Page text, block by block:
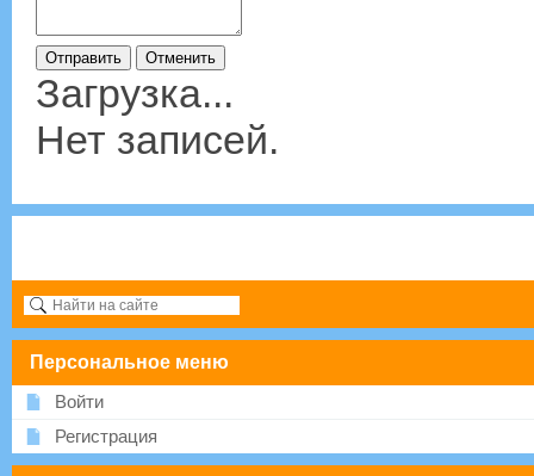
Загрузка...
Нет записей.
Персональное меню
Войти
Регистрация